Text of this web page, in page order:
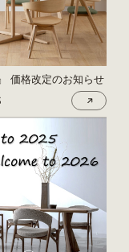
価格改定のお知らせ